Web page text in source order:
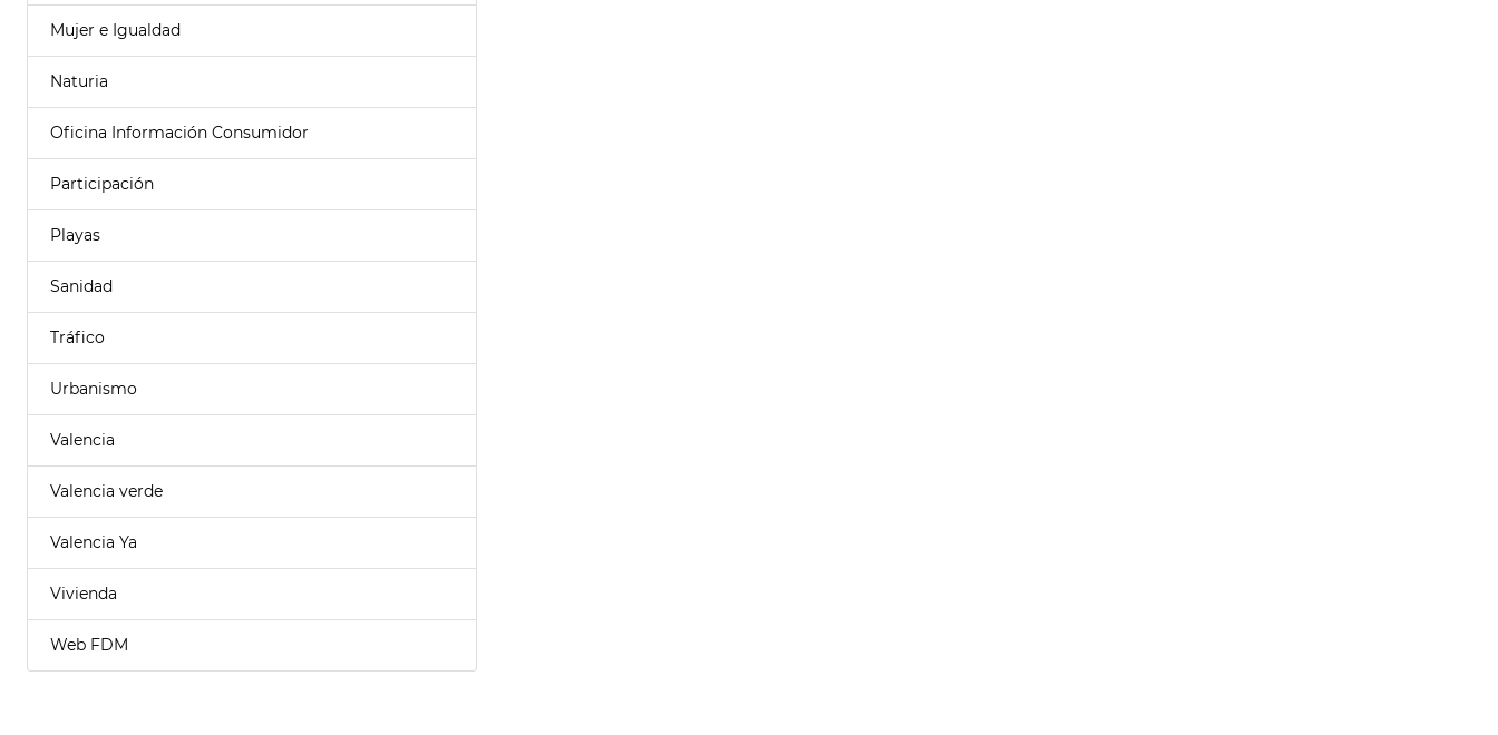
Mujer e Igualdad
Naturia
Oficina Información Consumidor
Participación
Playas
Sanidad
Tráfico
Urbanismo
Valencia
Valencia verde
Valencia Ya
Vivienda
Web FDM